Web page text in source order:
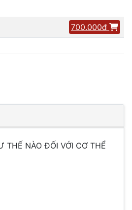
700.000đ
THẾ NÀO ĐỐI VỚI CƠ THỂ